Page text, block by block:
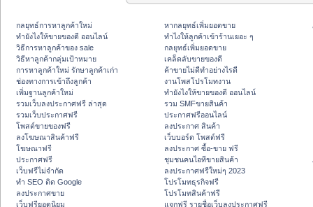
กลยุทธ์การหาลูกค้าใหม่
ทํายังไงให้ขายของดี ออนไลน์
วิธีการหาลูกค้าของ sale
วิธีหาลูกค้ากลุ่มเป้าหมาย
การหาลูกค้าใหม่ รักษาลูกค้าเก่า
ช่องทางการเข้าถึงลูกค้า
เพิ่มฐานลูกค้าใหม่
รวมเว็บลงประกาศฟรี ล่าสุด
รวมเว็บประกาศฟรี
โพสต์ขายของฟรี
ลงโฆษณาสินค้าฟรี
โฆษณาฟรี
ประกาศฟรี
เว็บฟรีไม่จำกัด
ทำ SEO ติด Google
ลงประกาศขาย
เว็บฟรียอดนิยม
หากลยุทธ์เพิ่มยอดขาย
ทําไงให้ลูกค้าเข้าร้านเยอะ ๆ
กลยุทธ์เพิ่มยอดขาย
เคล็ดลับขายของดี
ค้าขายไม่ดีทำอย่างไรดี
งานโพสโปรโมทงาน
ทํายังไงให้ขายของดี ออนไลน์
รวม SMFขายสินค้า
ประกาศฟรีออนไลน์
ลงประกาศ สินค้า
เว็บบอร์ด โพสต์ฟรี
ลงประกาศ ซื้อ-ขาย ฟรี
ชุมชนคนไอทีขายสินค้า
ลงประกาศฟรีใหม่ๆ 2023
โปรโมทธุรกิจฟรี
โปรโมทสินค้าฟรี
แจกฟรี รายชื่อเว็บลงประกาศฟรี